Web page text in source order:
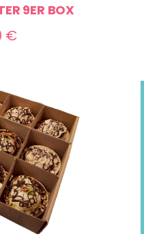
9ER BOX
€